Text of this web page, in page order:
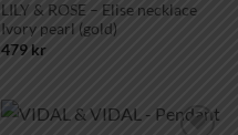
LILY & ROSE – Elise necklace
Ivory pearl (gold)
479 kr